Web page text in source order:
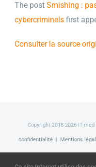
The post Smishing :
cybercriminels first
Consulter la source
Copyright 2018-2026 IT-
confidentialité| Mentions